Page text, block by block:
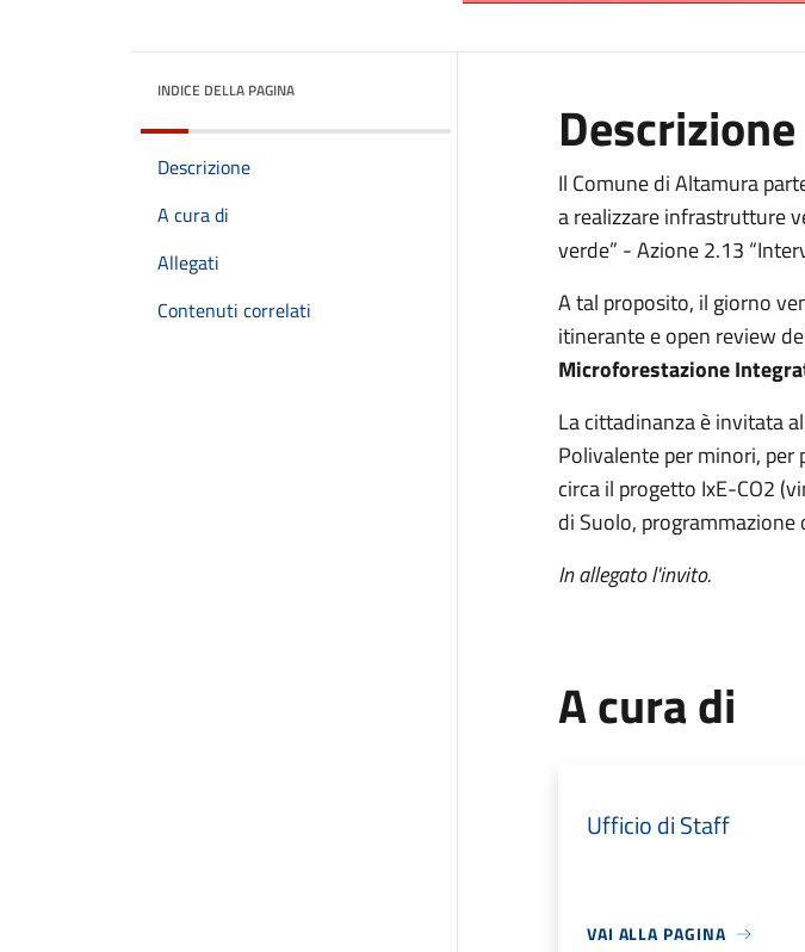
INDICE DELLA PAGINA
Descrizione
A cura di
Allegati
Contenuti correlati
Descrizione
Il Comune di Altamura
a realizzare infrastrutture
verde” - Azione 2.13
A tal proposito, il giorno
itinerante e open review
Microforestazione
La cittadinanza è invitata
Polivalente per minori, per
circa il progetto IxE-CO2
di Suolo, programmazione
In allegato l'invito.
A cura di
Ufficio di Staff
VAI ALLA PAGINA